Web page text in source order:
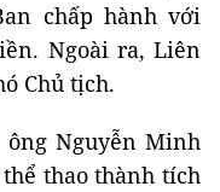
chấp hành với
Ngoài ra, Liên
Chủ tịch.
Nguyễn Minh
thao thành tích